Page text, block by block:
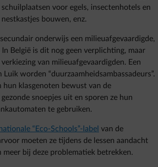
schuilplaatsen voor egels, insectenhotels en
nestkastjes bouwen, enz.
onderwijs een milieuafgevaardigde,
België is dit nog geen verplichting, maar
van milieuafgevaardigden. Een
worden “duurzaamheidsambassadeurs”.
klasgenoten bewust van de
snoepjes uit en sporen ze hun
te gebruiken.
“Eco-Schools”-label van de
moeten ze tijdens de lessen aandacht
bij deze problematiek betrekken.